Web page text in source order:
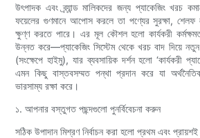
উৎপাদক এবং ব্র্যান্ড মালিকদের জন্য প্যাকেজিং খরচ
ফয়েলের গুণমানে আপোস করলে তা পণ্যের সুরক্ষা, শেলফ
ক্ষুণ্ণ করতে পারে। এর মূল কৌশল হলো কার্যকরী
উন্নত করে—প্যাকেজিং সিস্টেম থেকে খরচ বাদ দিয়ে
(সংক্ষেপে হাইমু), যার ব্যবসায়িক দর্শন হলো ‘কার্যকরী
এমন কিছু বাস্তবসম্মত পন্থা প্রদান করে যা
ভারসাম্য রক্ষা করে।
১. আপনার বস্তুগত পছন্দগুলো পুনর্বিবেচনা করুন
সঠিক উপাদান মিশ্রণ নির্বাচন করা হলো প্রথম এবং